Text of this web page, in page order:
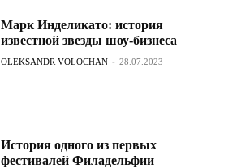
Марк Инделикато: история
известной звезды шоу-бизнеса
OLEKSANDR VOLOCHAN - 28.07.2023
История одного из первых
фестивалей Филадельфии